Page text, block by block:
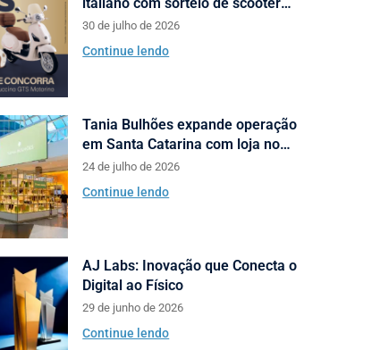
Motorino pela Almeida Junior
30 de julho de 2026
Continue lendo
Tania Bulhões expande operação
em Santa Catarina com loja no
Neumarkt Shopping
24 de julho de 2026
Continue lendo
AJ Labs: Inovação que Conecta o
Digital ao Físico
29 de junho de 2026
Continue lendo